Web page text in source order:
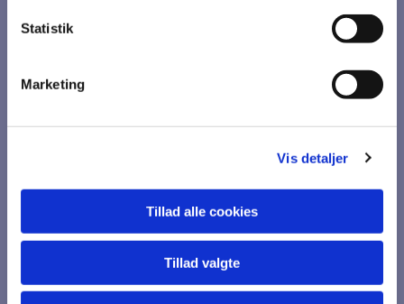
Statistik
Marketing
Vis detaljer
Tillad alle cookies
Tillad valgte